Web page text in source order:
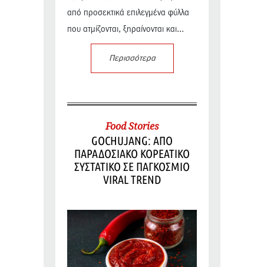
από προσεκτικά επιλεγμένα φύλλα
που ατμίζονται, ξηραίνονται και...
Περισσότερα
Food Stories
GOCHUJANG: ΑΠΟ
ΠΑΡΑΔΟΣΙΑΚΟ ΚΟΡΕΑΤΙΚΟ
ΣΥΣΤΑΤΙΚΟ ΣΕ ΠΑΓΚΟΣΜΙΟ
VIRAL TREND